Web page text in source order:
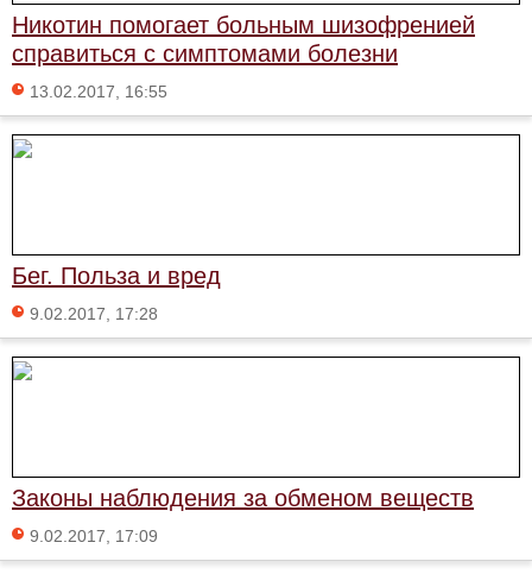
Никотин помогает больным шизофренией
справиться с симптомами болезни
13.02.2017, 16:55
Бег. Польза и вред
9.02.2017, 17:28
Законы наблюдения за обменом веществ
9.02.2017, 17:09